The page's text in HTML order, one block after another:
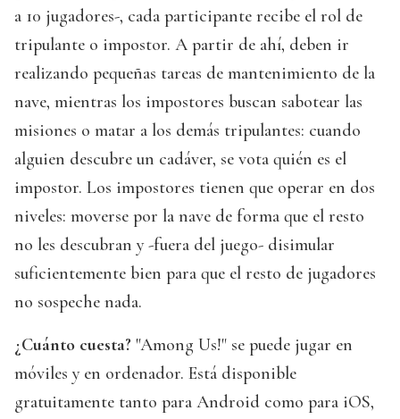
a 10 jugadores-, cada participante recibe el rol de
tripulante o impostor. A partir de ahí, deben ir
realizando pequeñas tareas de mantenimiento de la
nave, mientras los impostores buscan sabotear las
misiones o matar a los demás tripulantes: cuando
alguien descubre un cadáver, se vota quién es el
impostor. Los impostores tienen que operar en dos
niveles: moverse por la nave de forma que el resto
no les descubran y -fuera del juego- disimular
suficientemente bien para que el resto de jugadores
no sospeche nada.
¿Cuánto cuesta? "Among Us!" se puede jugar en
móviles y en ordenador. Está disponible
gratuitamente tanto para Android como para iOS,